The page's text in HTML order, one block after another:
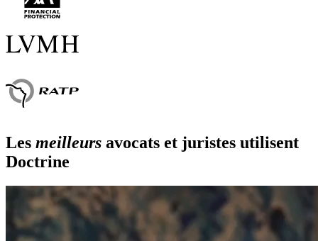
Les meilleurs avocats et juristes utilisent
Doctrine